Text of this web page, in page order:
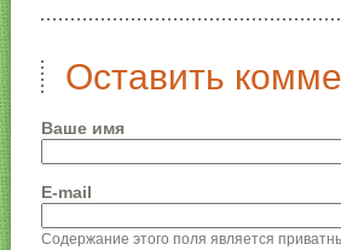
Оставить
Ваше имя
E-mail
Содержание этого поля является